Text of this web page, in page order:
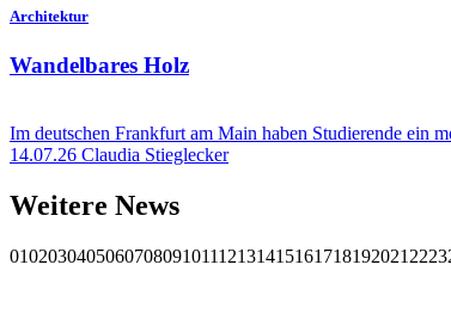
Architektur
Wandelbares Holz
Im deutschen Frankfurt am Main haben Studierende ein
14.07.26 Claudia Stieglecker
Weitere News
010203040506070809101112131415161718192021 2223